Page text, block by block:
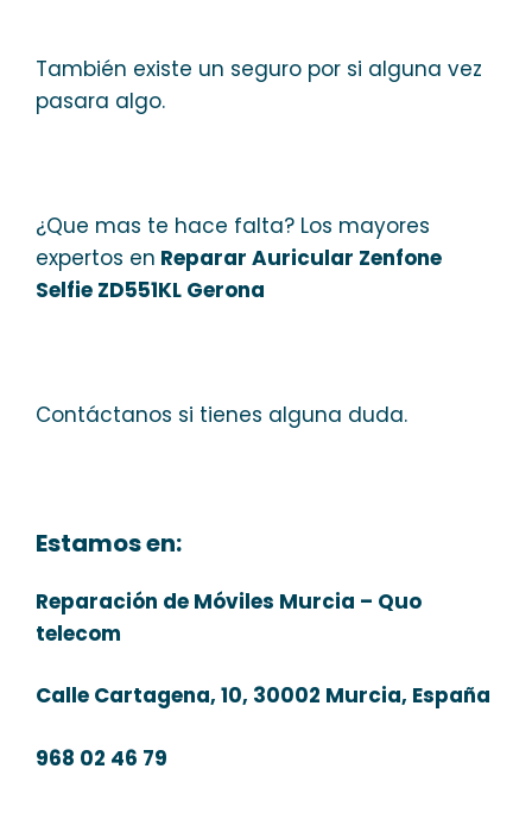
También existe un seguro por si alguna vez
pasara algo.
¿Que mas te hace falta? Los mayores
expertos en Reparar Auricular Zenfone
Selfie ZD551KL Gerona
Contáctanos si tienes alguna duda.
Estamos en:
Reparación de Móviles Murcia – Quo
telecom
Calle Cartagena, 10, 30002 Murcia, España
968 02 46 79